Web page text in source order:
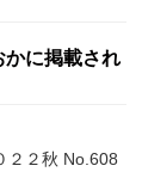
かに掲載され
２秋 No.608